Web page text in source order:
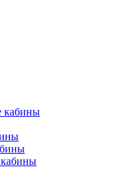
кабины